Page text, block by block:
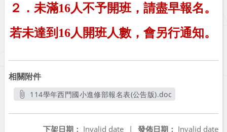
２．未滿16人不予開班，請盡早報名。
若未達到 16人開班人數，會另行通知。
相關附件
114學年西門國小進修部報名表(公告版).doc
發佈日期： Invalid date
下架日期： Invalid date
|